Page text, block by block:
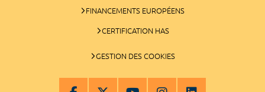
FINANCEMENTS EUROPÉENS
CERTIFICATION HAS
GESTION DES COOKIES